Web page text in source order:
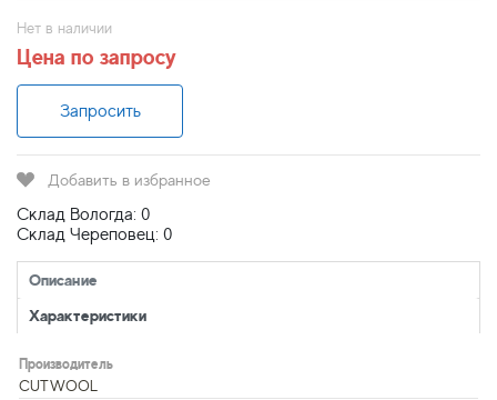
Нет в наличии
Цена по запросу
Запросить
Добавить в избранное
Склад Вологда: 0
Склад Череповец: 0
Описание
Характеристики
Производитель
CUTWOOL